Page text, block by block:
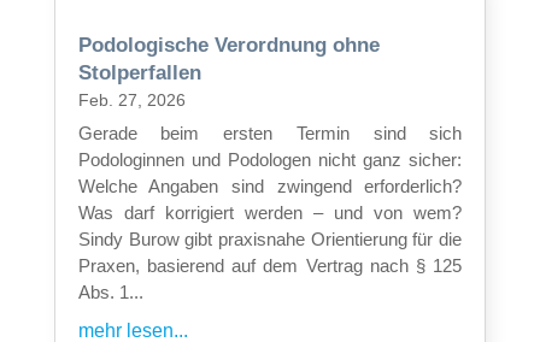
Podologische Verordnung ohne
Stolperfallen
Feb. 27, 2026
Gerade beim ersten Termin sind sich
Podologinnen und Podologen nicht ganz sicher:
Welche Angaben sind zwingend erforderlich?
Was darf korrigiert werden – und von wem?
Sindy Burow gibt praxisnahe Orientierung für die
Praxen, basierend auf dem Vertrag nach § 125
Abs. 1...
mehr lesen...